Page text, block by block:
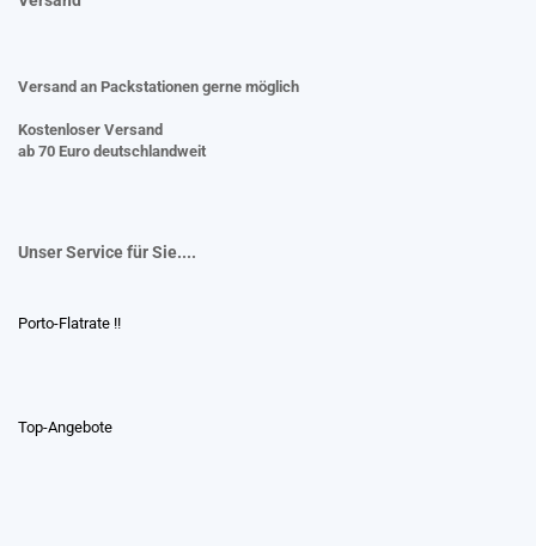
Versand an Packstationen gerne möglich
Kostenloser Versand
ab 70 Euro deutschlandweit
Unser Service für Sie....
Porto-Flatrate !!
Top-Angebote